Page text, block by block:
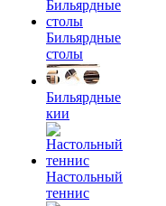
Бильярдные
столы
Бильярдные
кии
Настольный
теннис